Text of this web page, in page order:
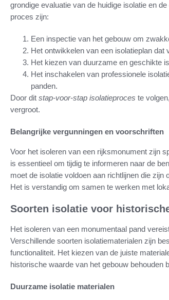
grondige evaluatie van de huidige isolatie en
proces zijn:
Een inspectie van het gebouw om
Het ontwikkelen van een isolatieplan
Het kiezen van duurzame en geschikte
Het inschakelen van professionele
panden.
Door dit stap-voor-stap isolatieproces te
vergroot.
Belangrijke vergunningen en voorschriften
Voor het isoleren van een rijksmonument zijn
is essentieel om tijdig te informeren naar de
moet de isolatie voldoen aan richtlijnen die
Het is verstandig om samen te werken met
Soorten isolatie voor
Het isoleren van een monumentaal pand
Verschillende soorten isolatiematerialen zijn
functionaliteit. Het kiezen van de juiste
historische waarde van het gebouw behouden
Duurzame isolatie materialen